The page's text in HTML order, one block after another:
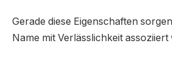
Gerade diese Eigenschaften
Name mit Verlässlichkeit assoziiert